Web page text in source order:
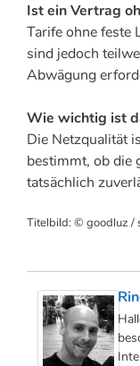
Ist ein Vertrag
Tarife ohne feste
sind jedoch
Abwägung
Wie wichtig ist
Die Netzqualität
bestimmt, ob die
tatsächlich
Titelbild: © goodluz /